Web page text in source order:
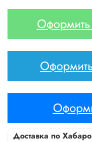
Доставка по